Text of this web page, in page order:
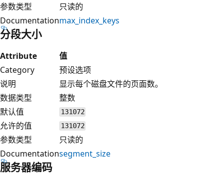
参数类型
只读的
Documentationmax_index_keys
分段大小
Attribute
值
Category
预设选项
说明
显示每个磁盘文件的页面数。
数据类型
整数
默认值
131072
允许的值 131072
参数类型
只读的
Documentationsegment_size
服务器编码